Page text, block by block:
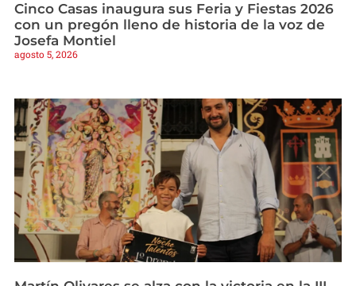
Cinco Casas inaugura sus Feria y Fiestas 2026
con un pregón lleno de historia de la voz de
Josefa Montiel
agosto 5, 2026